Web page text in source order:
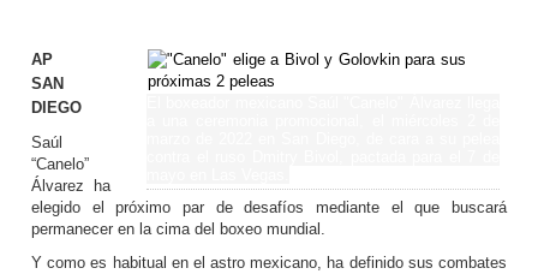
AP
SAN
DIEGO
Saúl
“Canelo”
Álvarez ha
elegido el próximo par de desafíos mediante el que buscará
permanecer en la cima del boxeo mundial.
Y como es habitual en el astro mexicano, ha definido sus combates